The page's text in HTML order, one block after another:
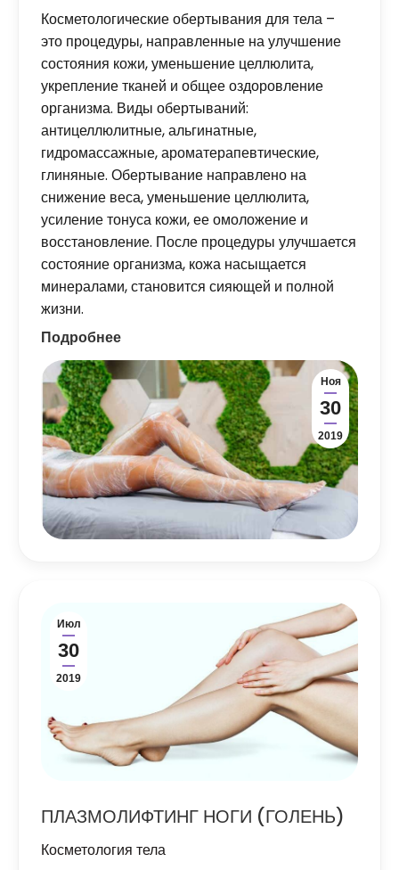
Косметологические обертывания для тела –
это процедуры, направленные на улучшение
состояния кожи, уменьшение целлюлита,
укрепление тканей и общее оздоровление
организма. Виды обертываний:
антицеллюлитные, альгинатные,
гидромассажные, ароматерапевтические,
глиняные. Обертывание направлено на
снижение веса, уменьшение целлюлита,
усиление тонуса кожи, ее омоложение и
восстановление. После процедуры улучшается
состояние организма, кожа насыщается
минералами, становится сияющей и полной
жизни.
Подробнее
Ноя
30
2019
Июл
30
2019
ПЛАЗМОЛИФТИНГ НОГИ (ГОЛЕНЬ)
Косметология тела